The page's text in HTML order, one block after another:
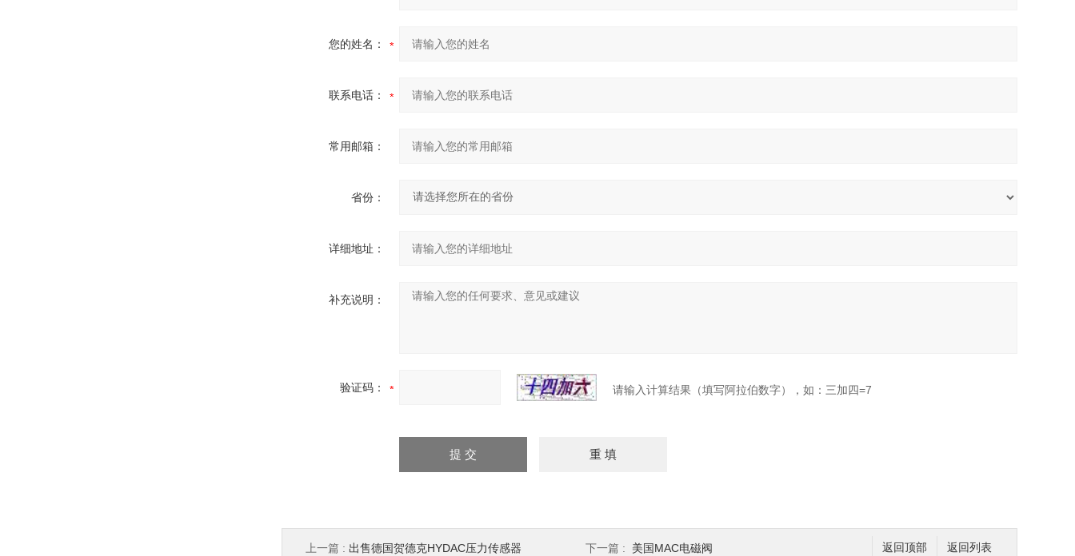
您的姓名：
联系电话：
常用邮箱：
省份：
详细地址：
补充说明：
验证码： 请输入计算结果（填写阿拉伯数字），如：三加四=7
返回列表
返回顶部
上一篇 : 出售德国贺德克HYDAC压力传感器 下一篇 : 美国MAC电磁阀